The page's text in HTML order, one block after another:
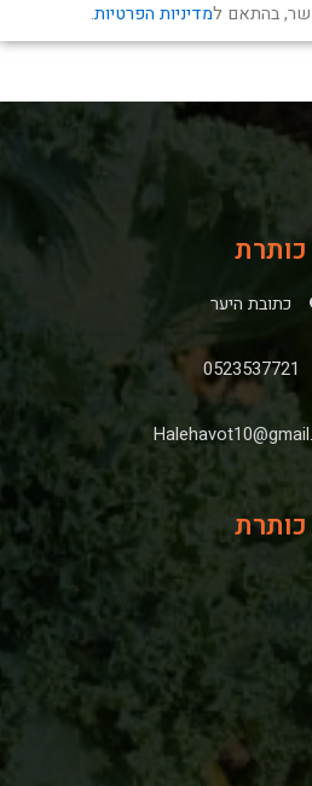
בהתאם למדיניות הפרטיות.
כותרת
כתובת היער
0523537721
כותרת